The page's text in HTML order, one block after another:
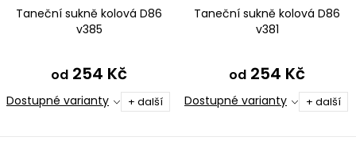
Taneční sukně kolová D86
v385
od 254 Kč
Dostupné varianty + další
Taneční sukně kolová D86
v381
od 254 Kč
Dostupné varianty + další